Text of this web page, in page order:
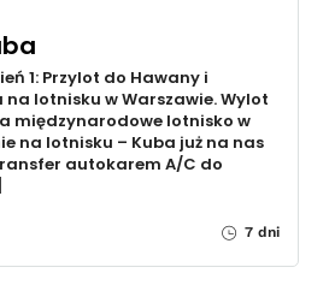
1: Przylot do Hawany i
lotnisku w Warszawie. Wylot
międzynarodowe lotnisko w
na lotnisku – Kuba już na nas
autokarem A/C do
7 dni